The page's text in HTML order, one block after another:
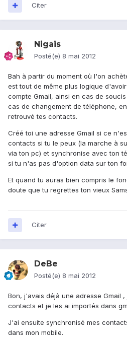
Citer
Nigais
Posté(e) 8 mai 2012
Bah à partir du moment où l'on
est tout de même plus logique
compte Gmail, ainsi en cas de
cas de changement de téléphone,
retrouvé tes contacts.
Créé toi une adresse Gmail si ce
contacts si tu le peux (la marche à
via ton pc) et synchronise avec ton
si tu n'as pas d'option data sur ton
Et quand tu auras bien compris le
doute que tu regrettes ton vieux
Citer
DeBe
Posté(e) 8 mai 2012
Bon, j'avais déjà une adresse Gmail
contacts et je les ai importés dans
J'ai ensuite synchronisé mes
dans mon mobile.